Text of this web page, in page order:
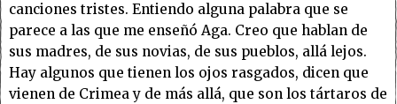
canciones tristes. Entiendo alguna palabra que se
parece a las que me enseñó Aga. Creo que hablan de
sus madres, de sus novias, de sus pueblos, allá lejos.
Hay algunos que tienen los ojos rasgados, dicen que
vienen de Crimea y de más allá, que son los tártaros de